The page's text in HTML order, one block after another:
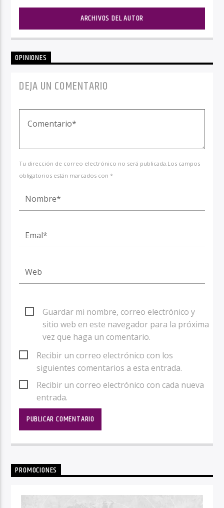
ARCHIVOS DEL AUTOR
OPINIONES
DEJA UN COMENTARIO
Tu dirección de correo electrónico no será publicada.Los campos
obligatorios están marcados con *
Guardar mi nombre, correo electrónico y
sitio web en este navegador para la próxima
vez que haga un comentario.
Recibir un correo electrónico con los
siguientes comentarios a esta entrada.
Recibir un correo electrónico con cada nueva
entrada.
PROMOCIONES